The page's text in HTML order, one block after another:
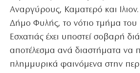
Αναργύρους, Καματερό και Ιλιον.
Δήμο Φυλής, το νότιο τμήμα του
Εσχατιάς έχει υποστεί σοβαρή
αποτέλεσμα ανά διαστήματα να
πλημμυρικά φαινόμενα στην